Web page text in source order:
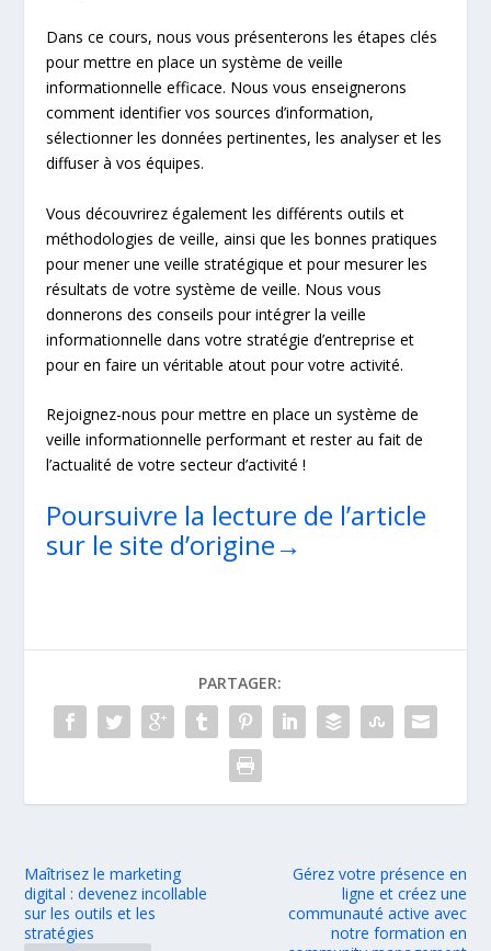
Dans ce cours, nous vous présenterons les étapes clés
pour mettre en place un système de veille
informationnelle efficace. Nous vous enseignerons
comment identifier vos sources d’information,
sélectionner les données pertinentes, les analyser et les
diffuser à vos équipes.
Vous découvrirez également les différents outils et
méthodologies de veille, ainsi que les bonnes pratiques
pour mener une veille stratégique et pour mesurer les
résultats de votre système de veille. Nous vous
donnerons des conseils pour intégrer la veille
informationnelle dans votre stratégie d’entreprise et
pour en faire un véritable atout pour votre activité.
Rejoignez-nous pour mettre en place un système de
veille informationnelle performant et rester au fait de
l’actualité de votre secteur d’activité !
Poursuivre la lecture de l’article
sur le site d’origine→
PARTAGER:
Maîtrisez le marketing
digital : devenez incollable
sur les outils et les
stratégies
Gérez votre présence en
ligne et créez une
communauté active avec
notre formation en